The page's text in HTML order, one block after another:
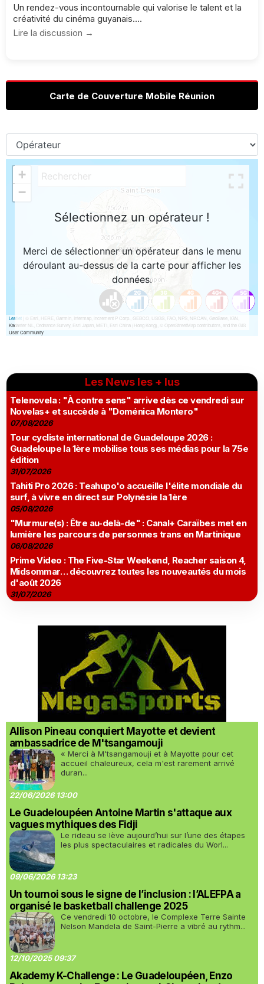
Un rendez-vous incontournable qui valorise le talent et la
créativité du cinéma guyanais....
Lire la discussion →
Carte de Couverture Mobile Réunion
Les News les + lus
Telenovela : "À contre sens" arrive dès ce vendredi sur
Novelas+ et succède à "Doménica Montero"
07/08/2026
Tour cycliste international de Guadeloupe 2026 :
Guadeloupe la 1ère mobilise tous ses médias pour la 75e
édition
31/07/2026
Tahiti Pro 2026 : Teahupo'o accueille l'élite mondiale du
surf, à vivre en direct sur Polynésie la 1ère
05/08/2026
"Murmure(s) : Être au-delà-de" : Canal+ Caraïbes met en
lumière les parcours de personnes trans en Martinique
06/08/2026
Prime Video : The Five-Star Weekend, Reacher saison 4,
Midsommar… découvrez toutes les nouveautés du mois
d'août 2026
31/07/2026
Allison Pineau conquiert Mayotte et devient
ambassadrice de M'tsangamouji
« Merci à M'tsangamouji et à Mayotte pour cet
accueil chaleureux, cela m'est rarement arrivé
duran...
22/06/2026 13:00
Le Guadeloupéen Antoine Martin s'attaque aux
vagues mythiques des Fidji
Le rideau se lève aujourd’hui sur l’une des étapes
les plus spectaculaires et radicales du Worl...
09/06/2026 13:23
Un tournoi sous le signe de l’inclusion : l’ALEFPA a
organisé le basketball challenge 2025
Ce vendredi 10 octobre, le Complexe Terre Sainte
Nelson Mandela de Saint-Pierre a vibré au rythm...
12/10/2025 09:37
Akademy K-Challenge : Le Guadeloupéen, Enzo